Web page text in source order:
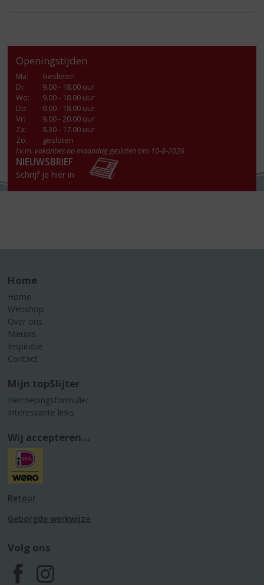
Openingstijden
Ma:
Gesloten
Di:
9.00 - 18.00 uur
Wo:
9.00 - 18.00 uur
Do:
9.00 - 18.00 uur
Vr:
9.00 - 20.00 uur
Za:
8.30 - 17.00 uur
Zo:
gesloten
I.v.m. vakanties op maandag gesloten t/m 10-8-2026
NIEUWSBRIEF
Schrijf je hier in
Home
Home
Webshop
Over ons
Nieuws
Inspiratie
Contact
Mijn topSlijter
Herroepingsformulier
Interessante links
Wij accepteren...
Retour
Geborgde werkwijze
Volg ons
F I